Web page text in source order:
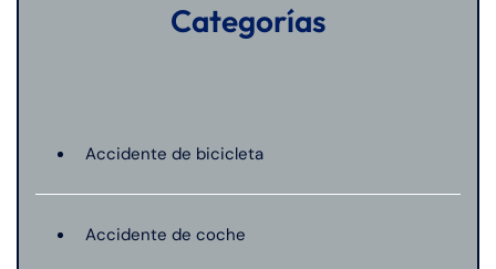
Categorías
Accidente de bicicleta
Accidente de coche